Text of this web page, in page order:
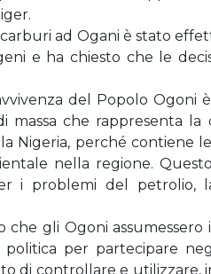
ad Ogani è stato
e ha chiesto che le
del Popolo
massa che rappresenta
Nigeria, perché contiene
nella regione.
i problemi del petrolio,
che gli Ogoni
politica per partecipare
di controllare e